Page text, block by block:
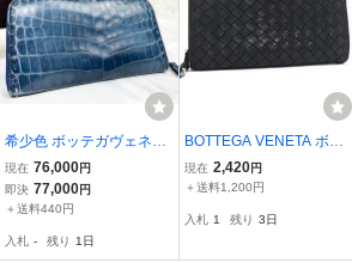
希少色 ボッテガヴェネタ/
BOTTEGA VENETA リア
ルクロコダイルレザー マ
ットクロコ ワニ 長財布
ンドジップ メンズ
現在 76,000円
即決 77,000円
＋送料440円
入札 - 残り 1日
BOTTEGA VENETA ボッ
テガヴェネタ イントレチ
ャート レザー 二つ折り
札入れ カード入れ ブラッ
現在 2,420円
＋送料1,200円
入札 1 残り 3日